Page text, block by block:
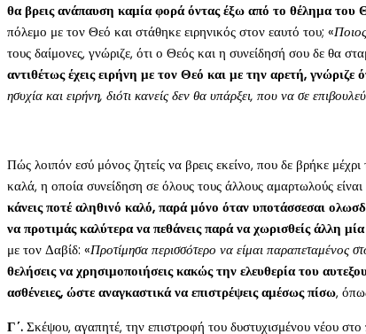
θα βρεις ανάπαυση καμία φορά όντας έξω από το θέλημα του
πόλεμο με τον Θεό και στάθηκε ειρηνικός στον εαυτό του; «
τους δαίμονες, γνώριζε, ότι ο Θεός και η συνείδησή σου δε θα
αντιθέτως έχεις ειρήνη με τον Θεό και με την αρετή,
ησυχία και ειρήνη, διότι κανείς δεν θα υπάρξει, που να σε
Πώς λοιπόν εσύ μόνος ζητείς να βρεις εκείνο, που δε βρήκε
καλά, η οποία συνείδηση σε όλους τους άλλους αμαρτωλούς
κάνεις ποτέ αληθινό καλό, παρά μόνο όταν υποτάσσεσαι
να προτιμάς καλύτερα να πεθάνεις παρά να χωρισθείς άλλη
με τον Δαβίδ: «Προτίμησα περισσότερο να είμαι
θελήσεις να χρησιμοποιήσεις κακώς την ελευθερία του
ασθένειες, ώστε αναγκαστικά να επιστρέψεις αμέσως πίσω,
Γ΄. Σκέψου, αγαπητέ, την επιστροφή του δυστυχισμένου νέου στο